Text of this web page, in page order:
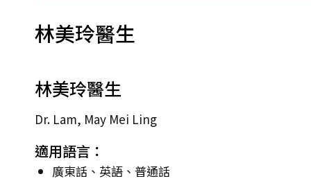
林美玲醫生
林美玲醫生
Dr. Lam, May Mei Ling
適用語言：
廣東話、英語、普通話